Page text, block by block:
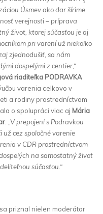
Úsmev ako dar šírime
verejnosti – príprava
život, ktorej súčasťou je aj
pri varení už niekoľko
zjednodušiť, sa nám
dospelými z centier,“
riaditeľka PODRAVKA
varenia celkovo v
a rodiny prostredníctvom
o spolupráci viac aj Mária
: „V prepojení s Podravkou
už cez spoločné varenie
v CDR prostredníctvom
na samostatný život
súčasťou.“
priznal nielen moderátor